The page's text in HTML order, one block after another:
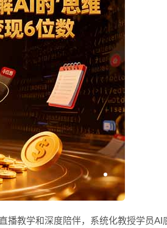
播教学和深度陪伴，系统化教授学员AI